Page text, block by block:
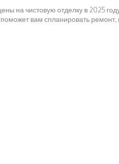
на чистовую отделку в 2025
вам спланировать